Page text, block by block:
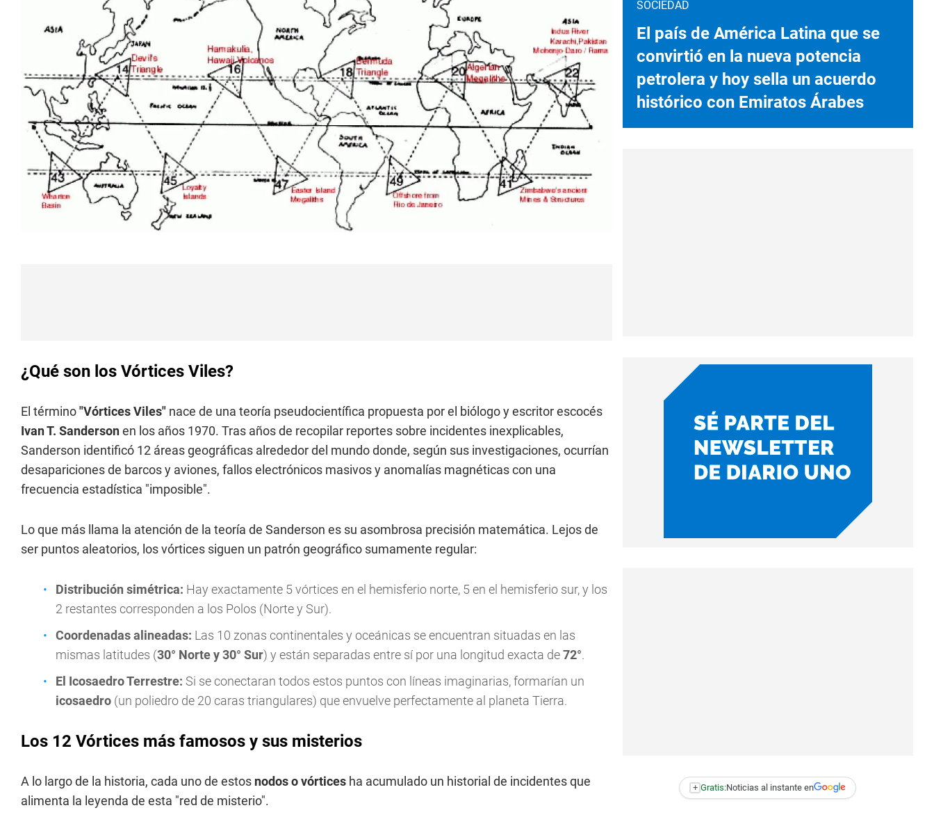
¿Qué son los Vórtices Viles?
El término"Vórtices Viles" nace de una teoría pseudocientífica propuesta por el biólogo y escritor escocés
Ivan T. Sandersonen los años 1970. Tras años de recopilar reportes sobre incidentes inexplicables,
Sanderson identificó 12 áreas geográficas alrededor del mundo donde, según sus investigaciones, ocurrían
desapariciones de barcos y aviones, fallos electrónicos masivos y anomalías magnéticas con una
frecuencia estadística "imposible".
Lo que más llama la atención de la teoría de Sanderson es su asombrosa precisión matemática. Lejos de
ser puntos aleatorios, los vórtices siguen un patrón geográfico sumamente regular:
Distribución simétrica: Hay exactamente 5 vórtices en el hemisferio norte, 5 en el hemisferio sur, y los
2 restantes corresponden a los Polos (Norte y Sur).
Coordenadas alineadas: Las 10 zonas continentales y oceánicas se encuentran situadas en las
mismas latitudes (30° Norte y 30° Sur) y están separadas entre sí por una longitud exacta de72°.
El Icosaedro Terrestre: Si se conectaran todos estos puntos con líneas imaginarias, formarían un
icosaedro (un poliedro de 20 caras triangulares) que envuelve perfectamente al planeta Tierra.
Los 12 Vórtices más famosos y sus misterios
A lo largo de la historia, cada uno de estos nodos o vórtices ha acumulado un historial de incidentes que
alimenta la leyenda de esta "red de misterio".
SOCIEDAD
El país de América Latina que se
convirtió en la nueva potencia
petrolera y hoy sella un acuerdo
histórico con Emiratos Árabes
+ Gratis:Noticias al instante en